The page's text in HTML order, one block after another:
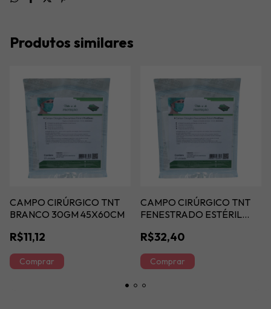
Produtos similares
CAMPO CIRÚRGICO TNT
BRANCO 30GM 45X60CM
R$11,12
CAMPO CIRÚRGICO TNT
FENESTRADO ESTÉRIL
1,20X0,70M
R$32,40